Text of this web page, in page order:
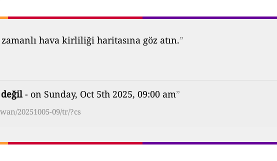
hava kirliliği haritasına göz atın.”
- on Sunday, Oct 5th 2025, 09:00 am”
20251005-09/tr/?cs